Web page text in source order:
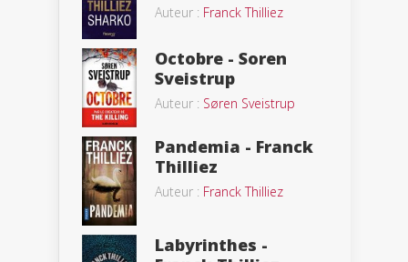
Auteur : Franck Thilliez
Octobre - Soren
Sveistrup
Auteur : Søren Sveistrup
Pandemia - Franck
Thilliez
Auteur : Franck Thilliez
Labyrinthes -